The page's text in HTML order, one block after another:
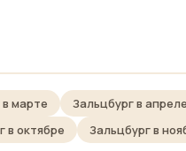
марте Зальцбург в апреле
в октябре Зальцбург в